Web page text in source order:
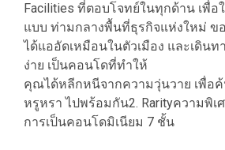
Facilities ที่ตอบโจทย์ในทุกด้าน เพื่
แบบ ท่ามกลางพื้นที่ธุรกิจแห่งใหม่ ข
ได้แออัดเหมือนในตัวเมือง และเดินท
ง่าย เป็นคอนโดที่ทําให้
คุณได้หลีกหนีจากความวุ่นวาย เพื่อ
หรูหรา ไปพร้อมกัน2. Rarityความพิเ
การเป็นคอนโดมิเนียม 7 ชั้น